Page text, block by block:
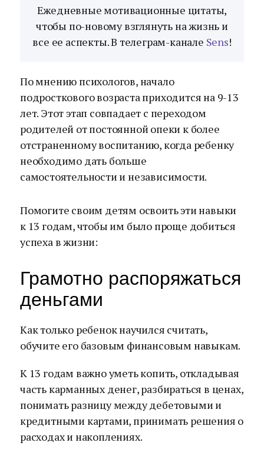
Ежедневные мотивационные цитаты,
чтобы по-новому взглянуть на жизнь и
все ее аспекты. В телеграм-канале Sens!
По мнению психологов, начало
подросткового возраста приходится на 9-13
лет. Этот этап совпадает с переходом
родителей от постоянной опеки к более
отстраненному воспитанию, когда ребенку
необходимо дать больше
самостоятельности и независимости.
Помогите своим детям освоить эти навыки
к 13 годам, чтобы им было проще добиться
успеха в жизни:
Грамотно распоряжаться
деньгами
Как только ребенок научился считать,
обучите его базовым финансовым навыкам.
К 13 годам важно уметь копить, откладывая
часть карманных денег, разбираться в ценах,
понимать разницу между дебетовыми и
кредитными картами, принимать решения о
расходах и накоплениях.